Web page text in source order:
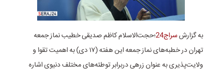
به گزارشسراج24
؛حجت‌الاسلام کاظم صدیقی خطیب نماز جمعه
تهران در خطبه‌های نماز جمعه این هفته (۱۷ دی) به اهمیت تقوا و
ولایت‌پذیری به عنوان زرهی دربرابر توطئه‌های مختلف دنیوی اشاره